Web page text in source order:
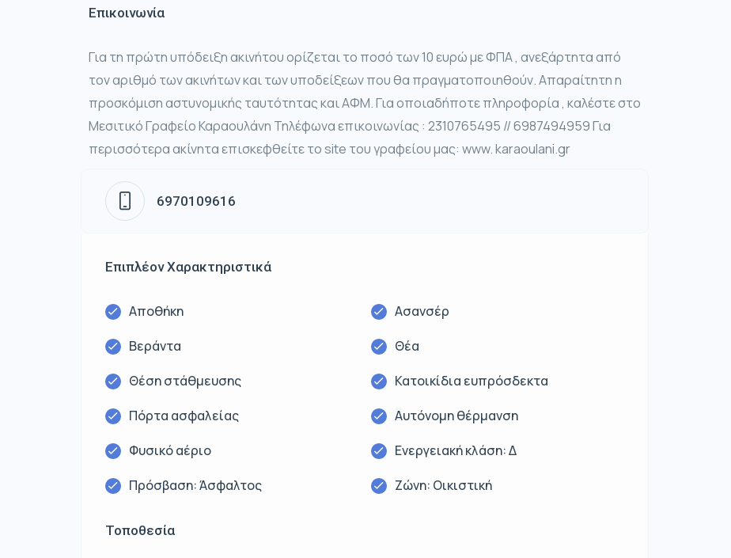
Επικοινωνία
Για τη πρώτη υπόδειξη ακινήτου ορίζεται το ποσό των 10 ευρώ με ΦΠΑ , ανεξάρτητα από
τον αριθμό των ακινήτων και των υποδείξεων που θα πραγματοποιηθούν. Απαραίτητη η
προσκόμιση αστυνομικής ταυτότητας και ΑΦΜ. Για οποιαδήποτε πληροφορία , καλέστε στο
Μεσιτικό Γραφείο Καραουλάνη Τηλέφωνα επικοινωνίας : 2310765495 // 6987494959 Για
περισσότερα ακίνητα επισκεφθείτε το site του γραφείου μας: www. karaoulani.gr
6970109616
Επιπλέον Χαρακτηριστικά
Αποθήκη
Ασανσέρ
Βεράντα
Θέα
Θέση στάθμευσης
Κατοικίδια ευπρόσδεκτα
Πόρτα ασφαλείας
Αυτόνομη θέρμανση
Φυσικό αέριο
Ενεργειακή κλάση: Δ
Πρόσβαση: Άσφαλτος
Ζώνη: Οικιστική
Τοποθεσία